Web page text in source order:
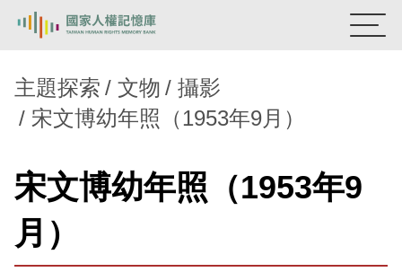
熱門關鍵字：陳孟和 李舜治 鹿窟事件
主題探索
背景知識
主題探索 文物
攝影
宋文博幼年照（1953年9月）
宋文博幼年照（1953年9
月）